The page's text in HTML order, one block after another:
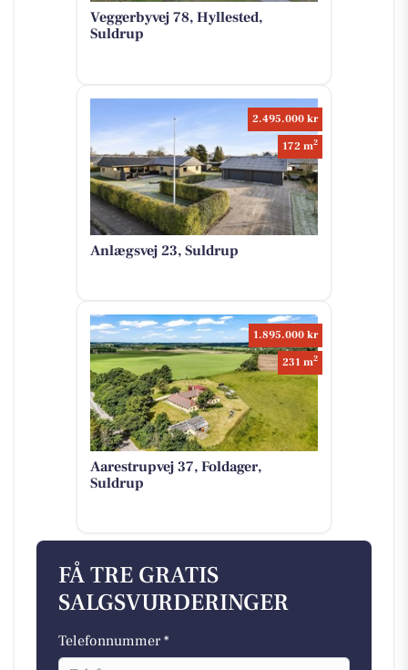
Veggerbyvej 78, Hyllested,
Suldrup
2.495.000 kr
172 m2
Anlægsvej 23, Suldrup
1.895.000 kr
231 m2
Aarestrupvej 37, Foldager,
Suldrup
FÅ TRE GRATIS
SALGSVURDERINGER
Telefonnummer *